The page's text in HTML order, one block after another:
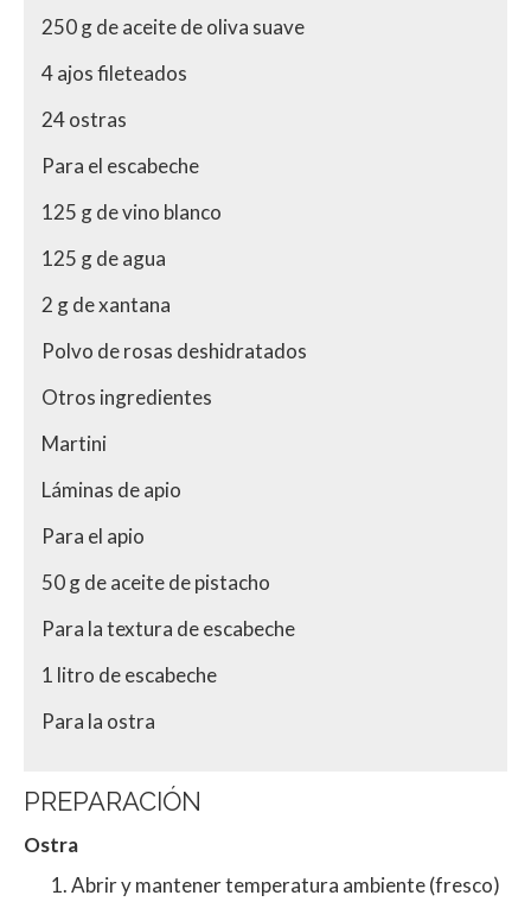
250 g de aceite de oliva suave
4 ajos fileteados
24 ostras
Para el escabeche
125 g de vino blanco
125 g de agua
2 g de xantana
Polvo de rosas deshidratados
Otros ingredientes
Martini
Láminas de apio
Para el apio
50 g de aceite de pistacho
Para la textura de escabeche
1 litro de escabeche
Para la ostra
PREPARACIÓN
Ostra
Abrir y mantener temperatura ambiente (fresco)